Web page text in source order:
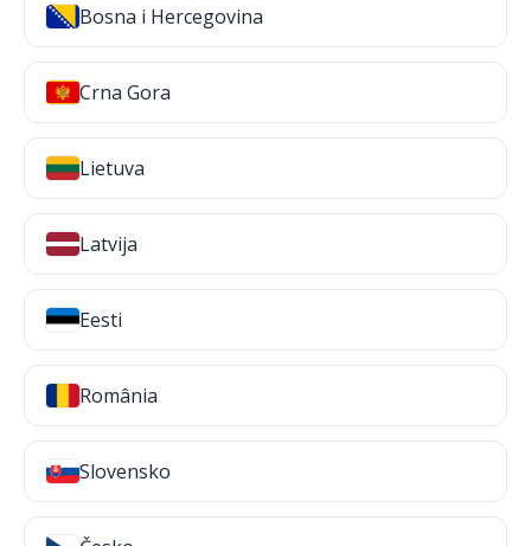
Bosna i Hercegovina
Crna Gora
Lietuva
Latvija
Eesti
România
Slovensko